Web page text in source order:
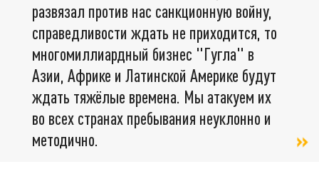
развязал против нас санкционную войну,
справедливости ждать не приходится, то
многомиллиардный бизнес "Гугла" в
Азии, Африке и Латинской Америке будут
ждать тяжёлые времена. Мы атакуем их
во всех странах пребывания неуклонно и
методично.